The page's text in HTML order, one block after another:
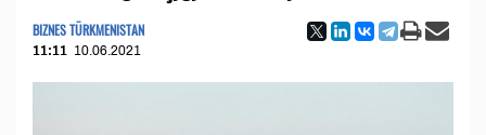
BIZNES TÜRKMENISTAN
11:11 10.06.2021